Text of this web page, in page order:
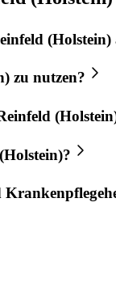
(Holstein)
zu nutzen?
?